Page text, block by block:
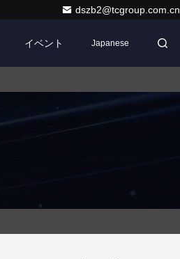
dszb2@tcgroup.com.cn
イベント Japanese